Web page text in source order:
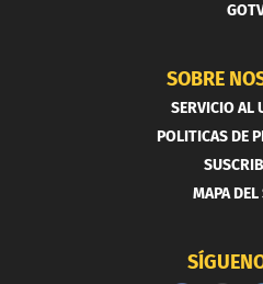
SOBRE
SERVICIO AL
POLITICAS DE
MAPA